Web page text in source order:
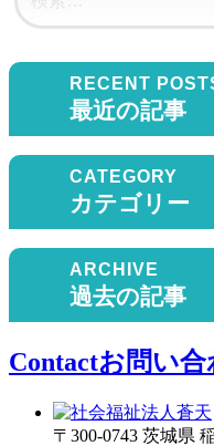
最近の記事
カテゴリー
過去の記事
Contactお問い合
〒300-0743 茨城県